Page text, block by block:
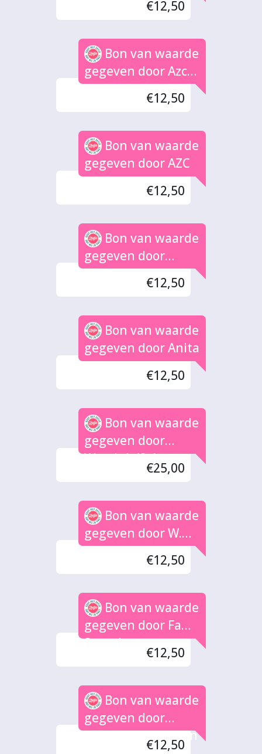
€12,50
Bon van waarde
gegeven door Azc
voetbal Zutphen
€12,50
Bon van waarde
gegeven door AZC
€12,50
Bon van waarde
gegeven door
Maaike
€12,50
Bon van waarde
gegeven door Anita
€12,50
Bon van waarde
gegeven door
Wassink (2x)
€25,00
Bon van waarde
gegeven door W.
Hagenbeek
€12,50
Bon van waarde
gegeven door Fam.
Steenbergen
€12,50
Bon van waarde
gegeven door
Sabrina martensen
€12,50